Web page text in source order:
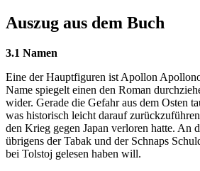
Auszug aus dem Buch
3.1 Namen
Eine der Hauptfiguren ist Apollon
Name spiegelt einen den Roman
wider. Gerade die Gefahr aus dem Osten
was historisch leicht darauf
den Krieg gegen Japan verloren hatte. An
übrigens der Tabak und der Schnaps
bei Tolstoj gelesen haben will.